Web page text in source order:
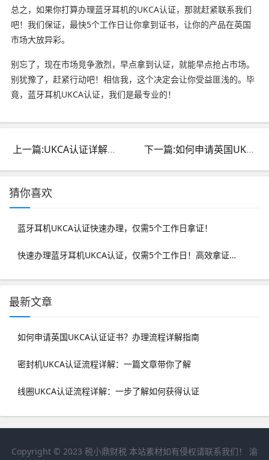
总之，如果你打算办理蓝牙耳机的UKCA认证，那就赶紧联系我们
吧！我们保证，最快5个工作日让你拿到证书，让你的产品在英国
市场大放异彩。
别忘了，现在市场竞争激烈，早点拿到认证，就能早点抢占市场。
别犹豫了，赶紧行动吧！相信我，这个决定会让你受益匪浅的。毕
竟，蓝牙耳机UKCA认证，我们是最专业的！
上一篇:UKCA认证详解：是什么认证及办理流程指南 下一篇:如何申请英国UKCA认证证书？办理流程详解指南
猜你喜欢
蓝牙耳机UKCA认证快速办理，仅需5个工作日拿证！
快速办理蓝牙耳机UKCA认证，仅需5个工作日！高效拿证攻略
最新文章
如何申请英国UKCA认证证书？办理流程详解指南
密封机UKCA认证流程详解：一篇文章带你了解
线圈UKCA认证流程详解：一步了解如何获得认证
Copyright © 2023 税小鼎财税 本站素材如有侵权请联系我们！ 渝